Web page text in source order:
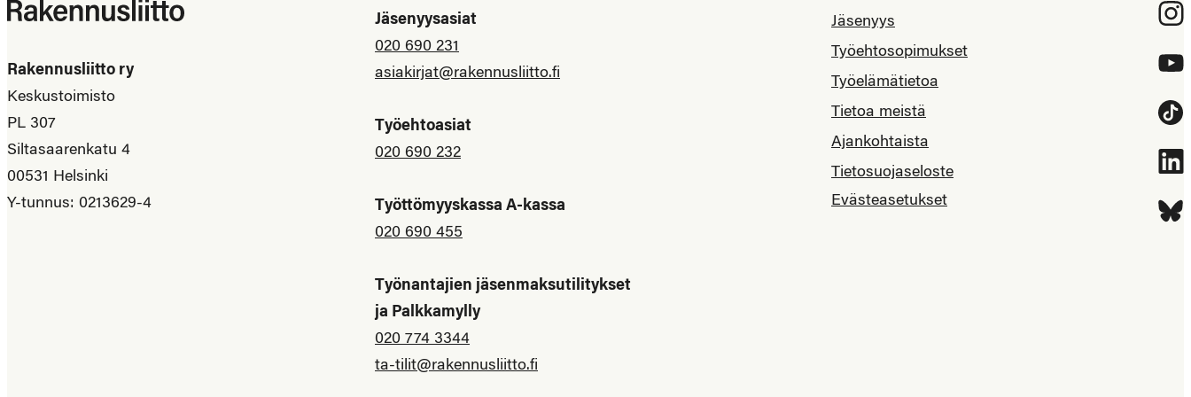
Rakennusliitto ry
Keskustoimisto
PL 307
Siltasaarenkatu 4
00531 Helsinki
Y-tunnus: 0213629-4
Jäsenyysasiat
020 690 231
asiakirjat@rakennusliitto.fi
Työehtoasiat
020 690 232
Työttömyyskassa A-kassa
020 690 455
Työnantajien jäsenmaksutilitykset
ja Palkkamylly
020 774 3344
ta-tilit@rakennusliitto.fi
Jäsenyys
Työehtosopimukset
Työelämätietoa
Tietoa meistä
Ajankohtaista
Tietosuojaseloste
Evästeasetukset